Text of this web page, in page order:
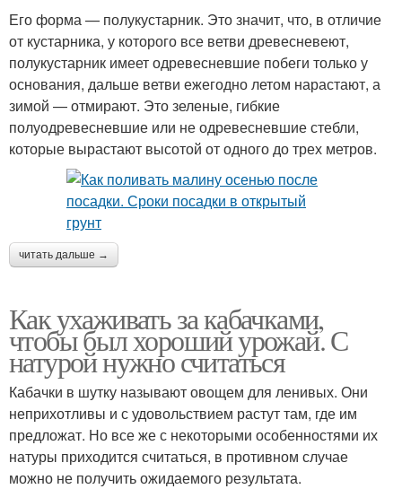
Его форма — полукустарник. Это значит, что, в отличие
от кустарника, у которого все ветви древесневеют,
полукустарник имеет одревесневшие побеги только у
основания, дальше ветви ежегодно летом нарастают, а
зимой — отмирают. Это зеленые, гибкие
полуодревесневшие или не одревесневшие стебли,
которые вырастают высотой от одного до трех метров.
читать дальше →
Как ухаживать за кабачками,
чтобы был хороший урожай. С
натурой нужно считаться
Кабачки в шутку называют овощем для ленивых. Они
неприхотливы и с удовольствием растут там, где им
предложат. Но все же с некоторыми особенностями их
натуры приходится считаться, в противном случае
можно не получить ожидаемого результата.